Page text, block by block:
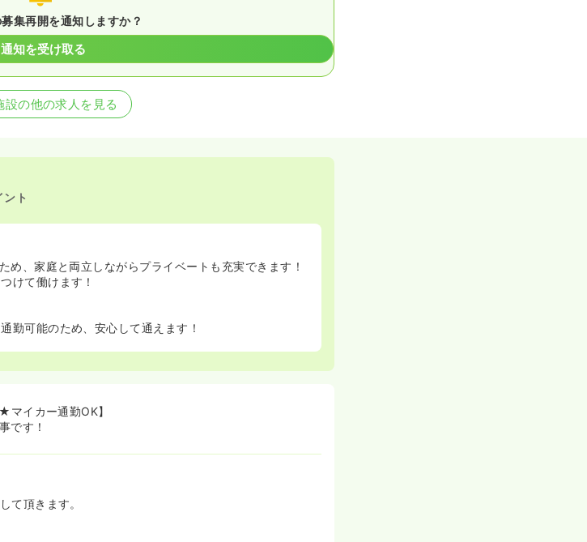
集再開を通知しますか？
通知を受け取る
設の他の求人を見る
ト
、家庭と両立しながらプライベートも充実できます！
けて働けます！
勤可能のため、安心して通えます！
イカー通勤OK】
です！
て頂きます。